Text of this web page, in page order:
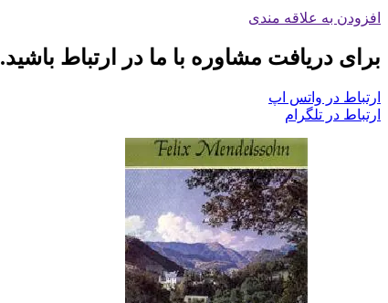
افزودن به علاقه مندی
برای دریافت مشاوره با ما در ارتباط باشید.
ارتباط در واتس اپ
ارتباط در تلگرام